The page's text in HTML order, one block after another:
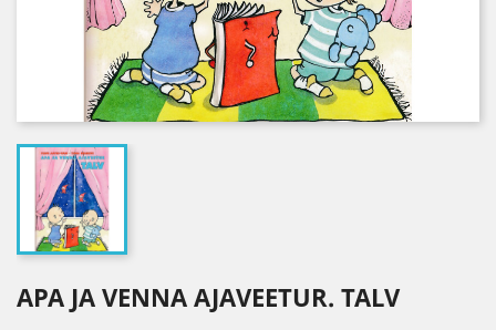
APA JA VENNA AJAVEETUR. TALV